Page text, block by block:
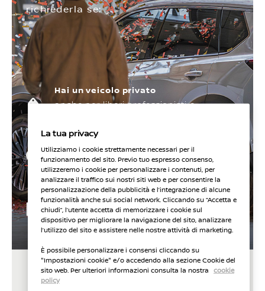
richiederla se:
Hai un veicolo privato
anche per liberi professionisti e
10 anni o 200.000 km - la condizione che
si verifica per prima (2)
Hai superato il sanity check
presso la rete di Assistenza autorizzata
Nissan (3)
La tua privacy
Utilizziamo i cookie strettamente necessari per il
funzionamento del sito. Previo tuo espresso consenso,
utilizzeremo i cookie per personalizzare i contenuti, per
analizzare il traffico sui nostri siti web e per consentire la
personalizzazione della pubblicità e l’integrazione di alcune
funzionalità anche sui social network. Cliccando su “Accetta e
chiudi”, l’utente accetta di memorizzare i cookie sul
dispositivo per migliorare la navigazione del sito, analizzare
l’utilizzo del sito e assistere nelle nostre attività di marketing.
È possibile personalizzare i consensi cliccando su
"Impostazioni cookie" e/o accedendo alla sezione Cookie del
sito web. Per ulteriori informazioni consulta la nostra
cookie
policy